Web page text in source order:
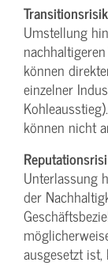
Umstellung
können
einzelner
können nicht
Unterlassung
der
ausgesetzt